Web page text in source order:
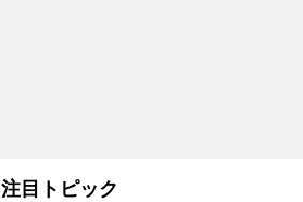
注目トピック